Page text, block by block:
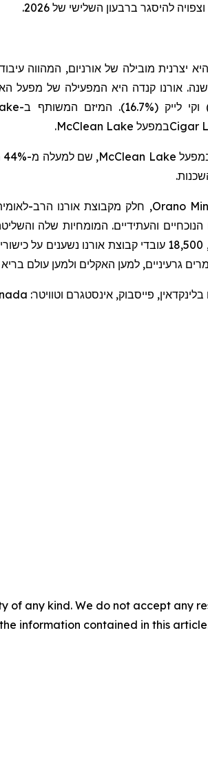
להיסגר ברבעון השלישי של 2026.
ב-
Cigarבמפעל McClean Lake
.
McClean Lake, שם למעלה מ-44% מהעובדים הם
Orano, חלק מקבוצת אורנו הרב-
והעתידיים. המומחיות שלה
ושירותים בעלי ערך מוסף גבוה לאורך כל מחזור הדלק.
גרעיניים, למען האקלים ולמען עולם
of any kind. We do not accept any
information contained in this